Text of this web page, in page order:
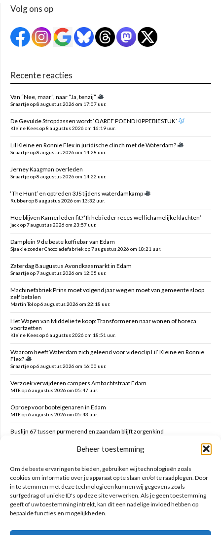
Beheer toestemming
Om de beste ervaringen te bieden, gebruiken wij technologieën zoals
cookies om informatie over je apparaat op te slaan en/of te raadplegen. Door
in te stemmen met deze technologieën kunnen wij gegevens zoals
surfgedrag of unieke ID's op deze site verwerken. Als je geen toestemming
geeft of uw toestemming intrekt, kan dit een nadelige invloed hebben op
bepaalde functies en mogelijkheden.
Volg ons op
Recente reacties
Van “Nee, maar”, naar “Ja, tenzij”
Snaartje op 8 augustus 2026 om 17:07 uur.
De Gevulde Stropdassen wordt ‘OAREF POEND KIPPEBIESTUK’
Kleine Kees op 8 augustus 2026 om 16:19 uur.
Lil Kleine en Ronnie Flex in juridische clinch met de Waterdam?
Snaartje op 8 augustus 2026 om 14:28 uur.
Jerney Kaagman overleden
Snaartje op 8 augustus 2026 om 14:22 uur.
‘The Hunt’ en optreden 3JS tijdens waterdamkamp
Rubber op 8 augustus 2026 om 13:32 uur.
Hoe blijven Kamerleden fit? ‘Ik heb ieder reces wel lichamelijke klachten’
jack op 7 augustus 2026 om 23:57 uur.
Damplein 9 de beste koffiebar van Edam
Sjaakie zonder Chocoladefabriek op 7 augustus 2026 om 18:21 uur.
Zaterdag 8 augustus Avondkaasmarkt in Edam
Snaartje op 7 augustus 2026 om 12:05 uur.
Machinefabriek Prins moet volgend jaar weg en moet van gemeente sloop
zelf betalen
Martin Tol op 6 augustus 2026 om 22:18 uur.
Het Wapen van Middelie te koop: Transformeren naar wonen of horeca
voortzetten
Kleine Kees op 6 augustus 2026 om 18:51 uur.
Waarom heeft Waterdam zich geleend voor videoclip Lil’ Kleine en Ronnie
Flex?
Snaartje op 6 augustus 2026 om 16:00 uur.
Verzoek verwijderen campers Ambachtstraat Edam
MTE op 6 augustus 2026 om 05:47 uur.
Oproep voor booteigenaren in Edam
MTE op 6 augustus 2026 om 05:43 uur.
Buslijn 67 tussen purmerend en zaandam blijft zorgenkind
Zoeken op deze site